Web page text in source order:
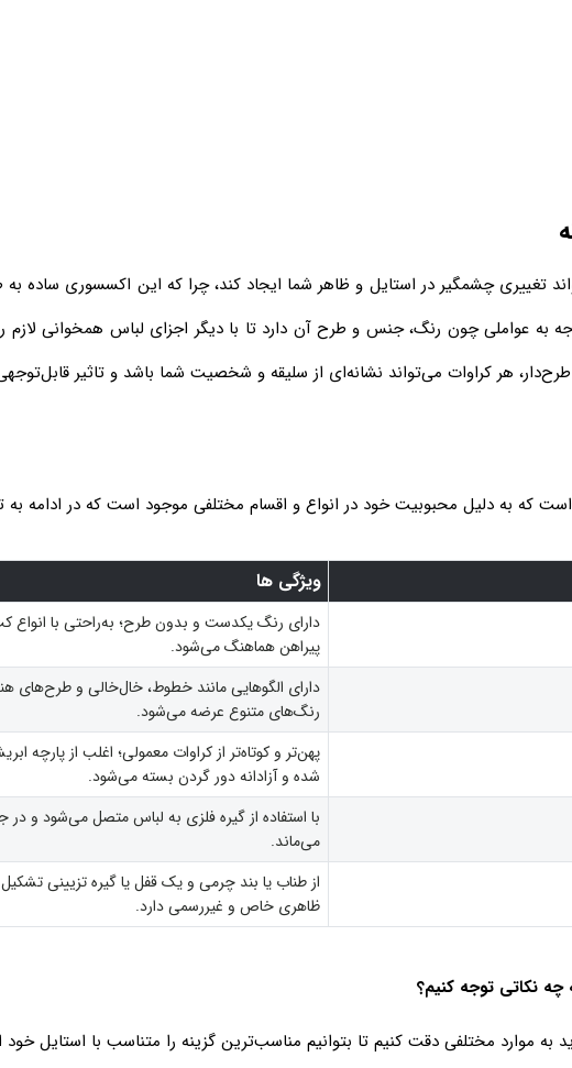
تغییری چشمگیر در استایل و ظاهر شما ایجاد کند، چرا که این اکسسوری
به عواملی چون رنگ، جنس و طرح آن دارد تا با دیگر اجزای لباس همخوانی
هر کراوات می‌تواند نشانه‌ای از سلیقه و شخصیت شما باشد و تاثیر
که به دلیل محبوبیت خود در انواع و اقسام مختلفی موجود است که در ادامه
ویژگی ها
دارای رنگ یکدست و بدون طرح؛ به‌راحتی با انواع
پیراهن هماهنگ می‌شود.
دارای الگوهایی مانند خطوط، خال‌خالی و طرح‌های
رنگ‌های متنوع عرضه می‌شود.
پهن‌تر و کوتاه‌تر از کراوات معمولی؛ اغلب از پارچه
شده و آزادانه دور گردن بسته می‌شود.
با استفاده از گیره فلزی به لباس متصل می‌شود و
می‌ماند.
از طناب یا بند چرمی و یک قفل یا گیره تزیینی
ظاهری خاص و غیررسمی دارد.
چه نکاتی توجه کنیم؟
به موارد مختلفی دقت کنیم تا بتوانیم مناسب‌ترین گزینه را متناسب با استایل